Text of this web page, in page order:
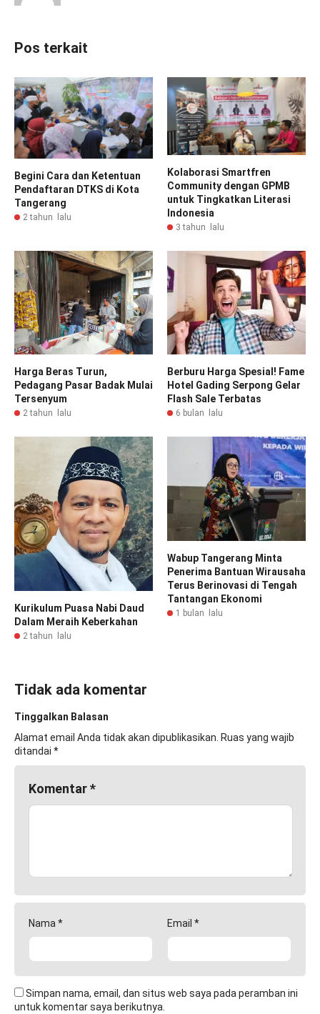
Pos terkait
Begini Cara dan Ketentuan
Pendaftaran DTKS di Kota
Tangerang
2 tahun lalu
Kolaborasi Smartfren
Community dengan GPMB
untuk Tingkatkan Literasi
Indonesia
3 tahun lalu
Harga Beras Turun,
Pedagang Pasar Badak Mulai
Tersenyum
2 tahun lalu
Berburu Harga Spesial! Fame
Hotel Gading Serpong Gelar
Flash Sale Terbatas
6 bulan lalu
Kurikulum Puasa Nabi Daud
Dalam Meraih Keberkahan
2 tahun lalu
Wabup Tangerang Minta
Penerima Bantuan Wirausaha
Terus Berinovasi di Tengah
Tantangan Ekonomi
1 bulan lalu
Tidak ada komentar
Tinggalkan Balasan
Alamat email Anda tidak akan dipublikasikan. Ruas yang wajib
ditandai *
Komentar*
Nama * Email *
Simpan nama, email, dan situs web saya pada peramban ini
untuk komentar saya berikutnya.